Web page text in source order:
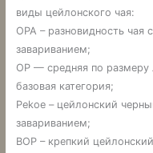
виды цейлонского чая:
OPA – разновидность
завариванием;
OP — средняя по размеру
базовая категория;
Pekoe – цейлонский
завариванием;
BOP – крепкий